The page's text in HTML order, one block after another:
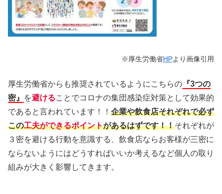
※厚生労働省HPより画像引用
厚生労働省からも推奨されているようにこちらの 『3つの
密』
を避けることでコロナの集団感染症対策として効果的
であると言われています！！ 企業や飲食店それぞれで必ず
この工夫ができるポイントがあるはずです！！それぞれが
３密を避ける行動を意識する、飲食店ならお客様が三密に
ならないようにはどうすればいいか考えるなど個人の取り
組みが大きく影響してきます。